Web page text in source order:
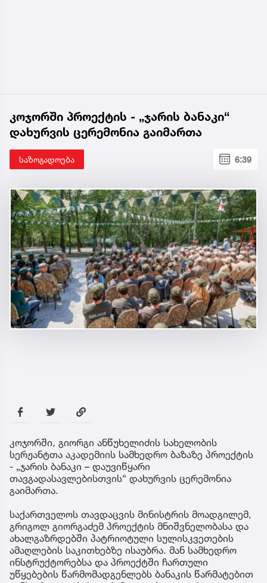
კოჯორში პროექტის - „ჯარის ბანაკი“
დახურვის ცერემონია გაიმართა
საზოგადოება 6:39
კოჯორში, გიორგი ანწუხელიძის სახელობის
სერჟანტთა აკადემიის სამხედრო ბაზაზე პროექტის
- „ჯარის ბანაკი – დაუვიწყარი
თავგადასავლებისთვის“ დახურვის ცერემონია
გაიმართა.
საქართველოს თავდაცვის მინისტრის მოადგილემ,
გრიგოლ გიორგაძემ პროექტის მნიშვნელობასა და
ახალგაზრდებში პატრიოტული სულისკვეთების
ამაღლების საკითხებზე ისაუბრა. მან სამხედრო
ინსტრუქტორებსა და პროექტში ჩართული
უწყებების წარმომადგენლებს ბანაკის წარმატებით